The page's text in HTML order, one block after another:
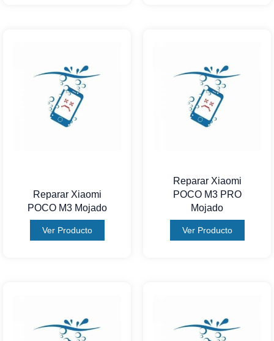
Reparar Xiaomi
POCO M3 Mojado
Ver Producto
Reparar Xiaomi
POCO M3 PRO
Mojado
Ver Producto